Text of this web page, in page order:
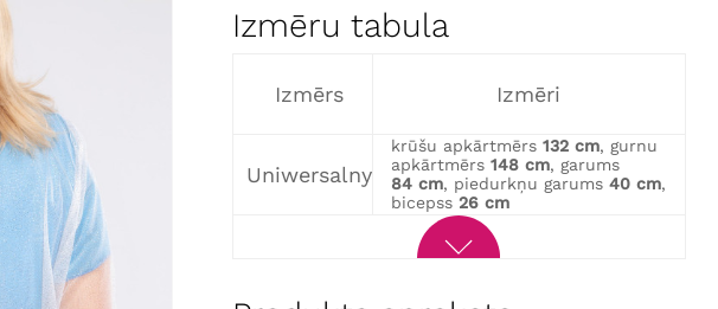
Izmēru tabula
Izmērs Izmēri
Uniwersalny
krūšu apkārtmērs 132 cm, gurnu
apkārtmērs 148 cm, garums
84 cm, piedurkņu garums 40 cm,
bicepss 26 cm